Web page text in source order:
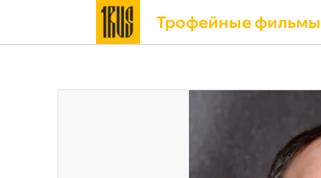
Трофейные фильмы